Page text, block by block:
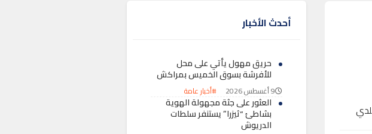
أحدث الأخبار
حريق مهول يأتي على محل
للأفرشة بسوق الخميس بمراكش
9 أغسطس 2026 #أخبار عامة
العثور على جثة مجهولة الهوية
بشاطئ “ثيزرا” يستنفر سلطات
الدريوش